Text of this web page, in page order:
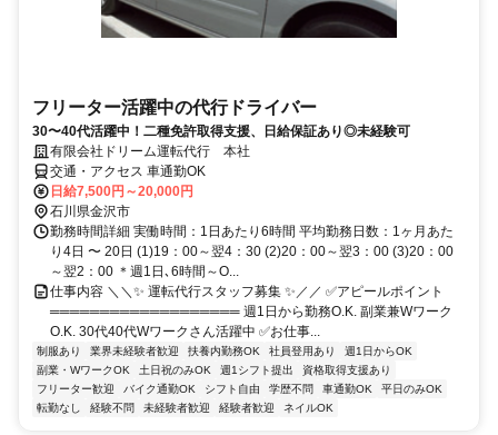
フリーター活躍中の代行ドライバー
30〜40代活躍中！二種免許取得支援、日給保証あり◎未経験可
有限会社ドリーム運転代行 本社
交通・アクセス 車通勤OK
日給7,500円～20,000円
石川県金沢市
勤務時間詳細 実働時間：1日あたり6時間 平均勤務日数：1ヶ月あた
り4日 〜 20日 (1)19：00～翌4：30 (2)20：00～翌3：00 (3)20：00
～翌2：00 ＊週1日､6時間～O...
仕事内容 ＼＼✨ 運転代行スタッフ募集 ✨／／ ✅アピールポイント
═══════════════════ 週1日から勤務O.K. 副業兼Wワーク
O.K. 30代40代Wワークさん活躍中 ✅お仕事...
制服あり 業界未経験者歓迎 扶養内勤務OK 社員登用あり
週1日からOK
副業・WワークOK
土日祝のみOK 週1シフト提出
資格取得支援あり
フリーター歓迎
バイク通勤OK シフト自由 学歴不問 車通勤OK
平日のみOK
転勤なし
経験不問 未経験者歓迎 経験者歓迎 ネイルOK